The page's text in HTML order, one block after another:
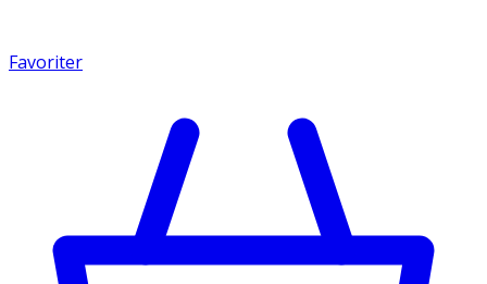
Favoriter